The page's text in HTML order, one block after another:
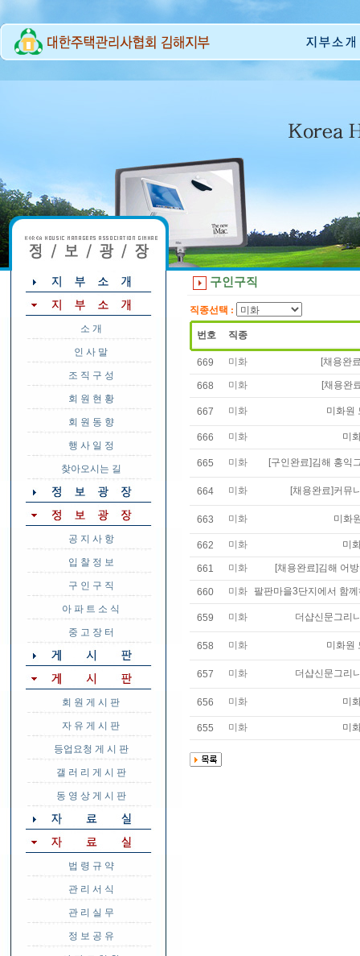
소 개
인 사 말
조 직 구 성
회 원 현 황
회 원 동 향
행 사 일 정
찾아오시는 길
공 지 사 항
입 찰 정 보
구 인 구 직
아 파 트 소 식
중 고 장 터
회 원 게 시 판
자 유 게 시 판
등업요청 게 시 판
갤 러 리 게 시 판
동 영 상 게 시 판
법 령 규 약
관 리 서 식
관 리 실 무
정 보 공 유
구인구직
직종선택 :
번호 직종
669 미화 [채용완
668 미화 [채용완
667 미화 미화원
666 미화 미
665 미화 [구인완료]김해 홍익
664 미화 [채용완료]커뮤
663 미화 미화
662 미화 미
661 미화 [채용완료]김해 어
660 미화 팔판마을3단지에서 함
659 미화 더샵신문그리
658 미화 미화원
657 미화 더샵신문그리
656 미화 미
655 미화 미